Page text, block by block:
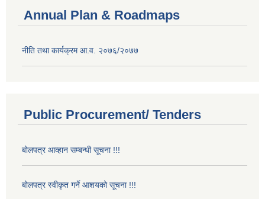
Annual Plan & Roadmaps
नीति तथा कार्यक्रम आ.व. २०७६/२०७७
Public Procurement/ Tenders
बोलपत्र आव्हान सम्बन्धी सूचना !!!
बोलपत्र स्वीकृत गर्ने आशयको सूचना !!!